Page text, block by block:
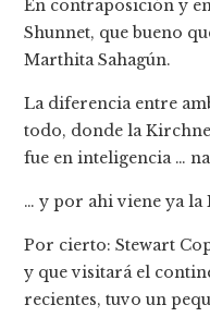
En contraposición y
Shunnet, que bueno
Marthita Sahagún.
La diferencia entre
todo, donde la
fue en inteligencia …
… y por ahi viene ya
Por cierto: Stewart
y que visitará el
recientes, tuvo un